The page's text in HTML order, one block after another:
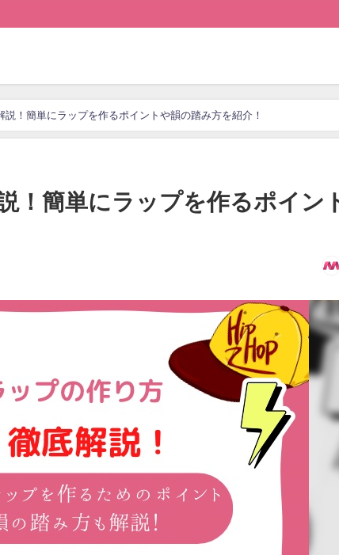
説！簡単にラップを作るポイントや韻の踏み方を紹介！
！簡単にラップを作るポイン